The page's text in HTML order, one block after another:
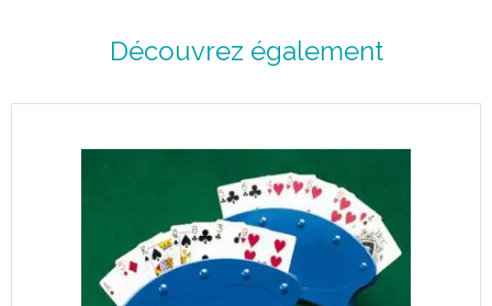
allongé dans un lit.
les deux couches de tissu en contact coulissent l’ une sur l’
L' effet de glisse allège la charge de travail du soignant et
contribue à la prévention des escarres.
Il s' utilise sur tout type de matelas.
Découvrez également